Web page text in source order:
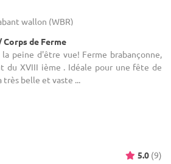
wallon (WBR)
de Ferme
peine d'être vue! Ferme brabançonne,
du XVIII ième . Idéale pour une fête de
très belle et vaste ...
5.0 (9)